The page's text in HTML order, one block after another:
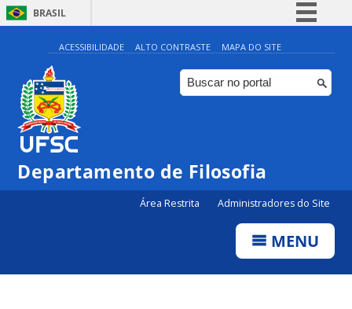
BRASIL
Simplifique!
Comunica BR
Participe
Canais
ACESSIBILIDADE ALTO CONTRASTE MAPA DO SITE
Departamento de Filosofia
Área Restrita Administradores do Site
MENU